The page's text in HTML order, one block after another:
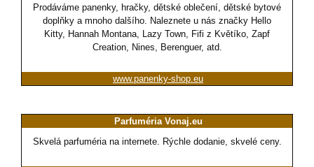
Prodáváme panenky, hračky, dětské oblečení, dětské bytové
doplňky a mnoho dalšího. Naleznete u nás značky Hello
Kitty, Hannah Montana, Lazy Town, Fifi z Květíko, Zapf
Creation, Nines, Berenguer, atd.
www.panenky-shop.eu
Parfuméria Vonaj.eu
Skvelá parfuméria na internete. Rýchle dodanie, skvelé ceny.